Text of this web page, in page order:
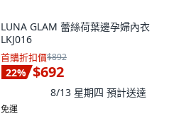
LUNA GLAM 蕾絲荷葉邊孕婦內衣
LKJ016
首購折扣價$892
22% $692
8/13 星期四 預計送達
免運